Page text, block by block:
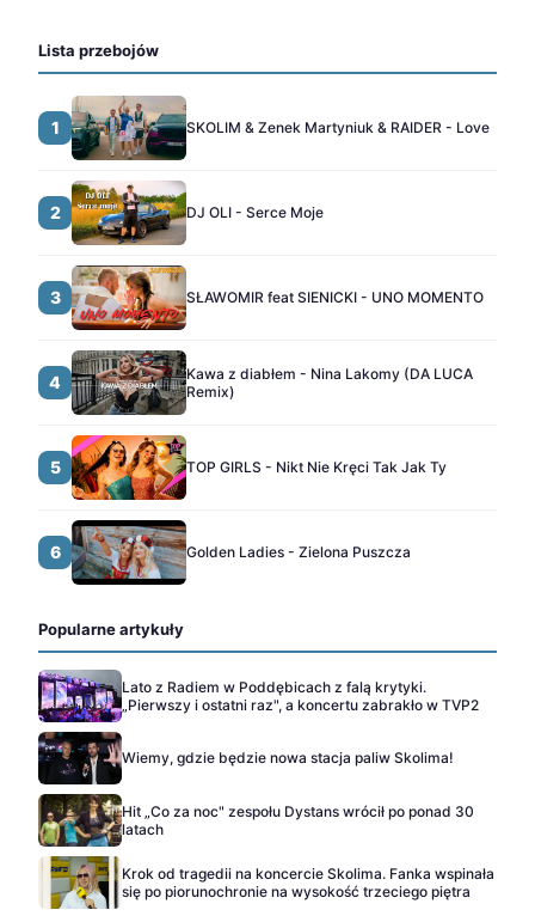
Lista przebojów
1 SKOLIM & Zenek Martyniuk & RAIDER - Love
2 DJ OLI - Serce Moje
3 SŁAWOMIR feat SIENICKI - UNO MOMENTO
4
Kawa z diabłem - Nina Lakomy (DA LUCA
Remix)
5 TOP GIRLS - Nikt Nie Kręci Tak Jak Ty
6 Golden Ladies - Zielona Puszcza
Popularne artykuły
Lato z Radiem w Poddębicach z falą krytyki.
„Pierwszy i ostatni raz", a koncertu zabrakło w TVP2
Wiemy, gdzie będzie nowa stacja paliw Skolima!
Hit „Co za noc" zespołu Dystans wrócił po ponad 30
latach
Krok od tragedii na koncercie Skolima. Fanka wspinała
się po piorunochronie na wysokość trzeciego piętra